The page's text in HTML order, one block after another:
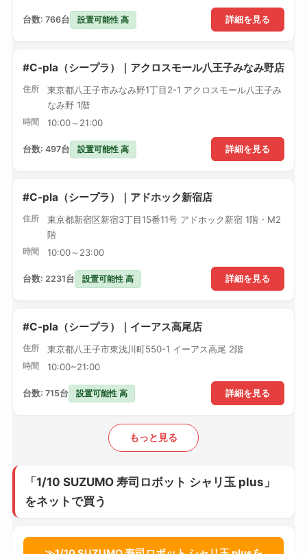
詳細を見る
台数: 766台 設置可能性 高
#C-pla（シープラ）｜アクロスモール八王子みなみ野店
住所
東京都八王子市みなみ野1丁目2-1 アクロスモール八王子み
なみ野 1階
時間 10:00～21:00
詳細を見る
台数: 497台 設置可能性 高
#C-pla（シープラ）｜アドホック新宿店
住所
東京都新宿区新宿3丁目15番11号 アドホック新宿 1階・M2
階
時間 10:00～23:00
詳細を見る
台数: 2231台 設置可能性 高
#C-pla（シープラ）｜イーアス高尾店
住所 東京都八王子市東浅川町550-1 イーアス高尾 2階
時間 10:00~21:00
詳細を見る
台数: 715台 設置可能性 高
もっと見る
「1/10 SUZUMO 寿司ロボット シャリ玉 plus」
をネットで買う